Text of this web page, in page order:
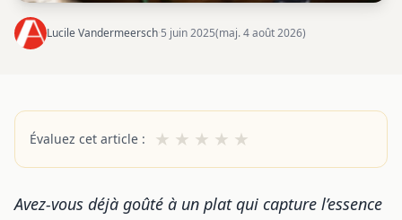
Lucile Vandermeersch·5 juin 2025(maj. 4 août 2026)
Évaluez cet article : ★ ★ ★ ★ ★
Avez-vous déjà goûté à un plat qui capture l’essence